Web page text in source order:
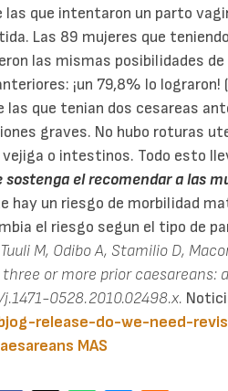
que intentaron un parto
Las 89 mujeres que
las mismas posibilidades de
¡un 79,8% lo
las que tenian dos cesareas
graves. No hubo roturas
o intestinos. Todo esto
el recomendar a las
hay un riesgo de morbilidad
el riesgo segun el tipo de
M, Odibo A, Stamilio D,
or more prior caesareans:
j.1471-0528.2010.02498.x.
release-do-we-need-
MAS